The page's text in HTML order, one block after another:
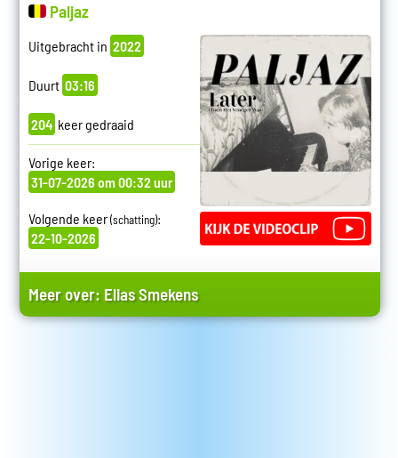
Paljaz
Uitgebracht in 2022
Duurt 03:16
204 keer gedraaid
Vorige keer:
31-07-2026 om 00:32 uur
Volgende keer(schatting):
22-10-2026
Meer over: Elias Smekens